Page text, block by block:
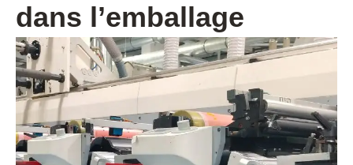
dans l’emballage